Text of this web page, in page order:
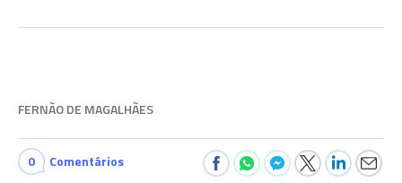
FERNÃO DE MAGALHÃES
0 Comentários